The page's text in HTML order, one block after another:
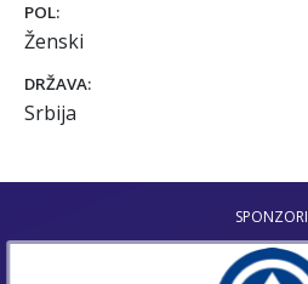
POL:
Ženski
DRŽAVA:
Srbija
SPONZORI